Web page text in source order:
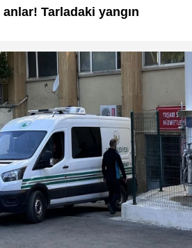
Tarladaki yangın